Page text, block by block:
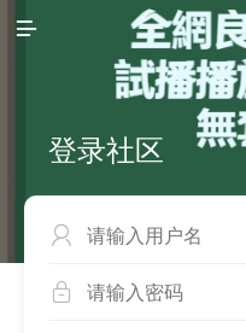

登录社区

